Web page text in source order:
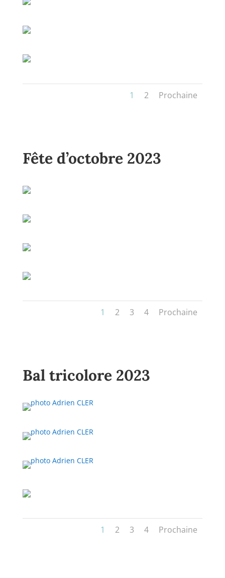
1 2 Prochaine
Fête d’octobre 2023
1 2 3 4 Prochaine
Bal tricolore 2023
1 2 3 4 Prochaine